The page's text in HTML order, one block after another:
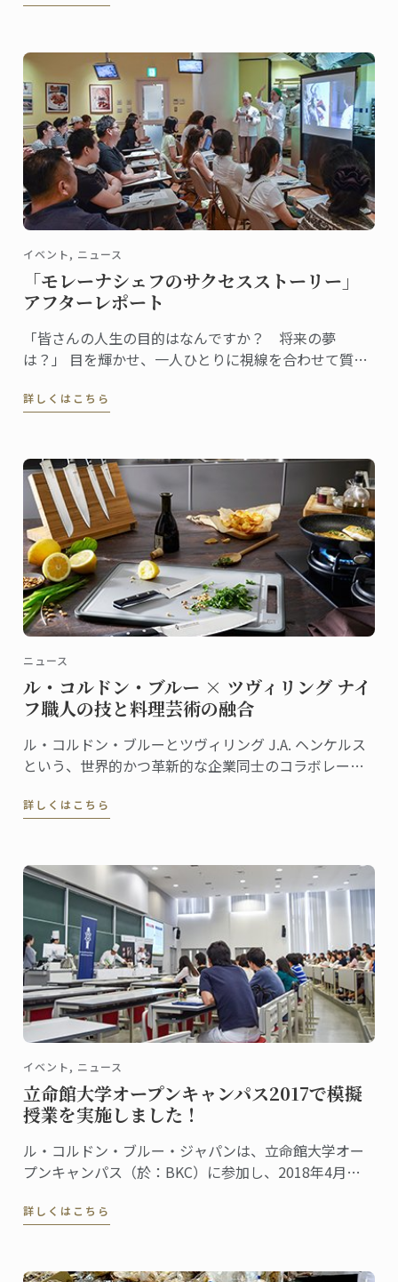
イベント, ニュース
「モレーナシェフのサクセスストーリー」
アフターレポート
「皆さんの人生の目的はなんですか？ 将来の夢
は？」 目を輝かせ、一人ひとりに視線を合わせて質問
存在感が漂います。参加者の回答を聞きながら、温か
詳しくはこちら
ニュース
ル・コルドン・ブルー × ツヴィリング ナイ
フ職人の技と料理芸術の融合
ル・コルドン・ブルーとツヴィリング J.A. ヘンケルス
という、世界的かつ革新的な企業同士のコラボレーシ
なナイフ＆ツールキットを誕生させました。
詳しくはこちら
イベント, ニュース
立命館大学オープンキャンパス2017で模擬
授業を実施しました！
ル・コルドン・ブルー・ジャパンは、立命館大学オー
プンキャンパス（於：BKC）に参加し、2018年4月に
れる、新しい高等教育プログラムの模擬授業を行いま
詳しくはこちら